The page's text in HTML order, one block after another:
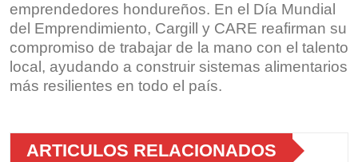
emprendedores hondureños. En el Día Mundial
del Emprendimiento, Cargill y CARE reafirman su
compromiso de trabajar de la mano con el talento
local, ayudando a construir sistemas alimentarios
más resilientes en todo el país.
ARTICULOS RELACIONADOS